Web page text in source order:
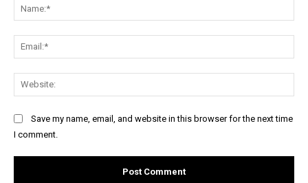
Save my name, email, and website in this browser for the next time
I comment.